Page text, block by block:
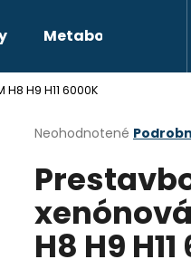
Metabond
H9 H11 6000K
Priemerné
produktu
je
z
5
hviezdičiek.
Neohodnotené
H8 H9